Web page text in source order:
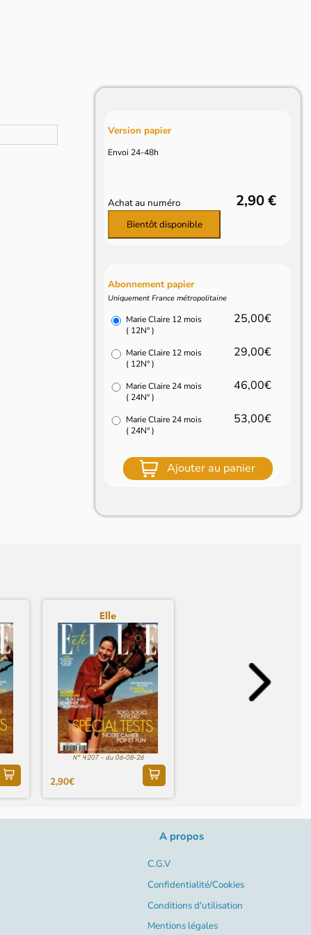
Version papier
Envoi 24-48h
Achat au numéro 2,90 €
Bientôt disponible
Abonnement papier
Uniquement France métropolitaine
Marie Claire 12 mois
( 12N° )
25,00€
Marie Claire 12 mois
( 12N° )
29,00€
Marie Claire 24 mois
( 24N° )
46,00€
Marie Claire 24 mois
( 24N° )
53,00€
Ajouter au panier
Elle
N° 4207 - du 06-08-26
2,90€
A propos
C.G.V
Confidentialité/Cookies
Conditions d'utilisation
Mentions légales